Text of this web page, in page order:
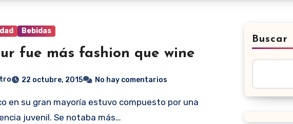
Bebidas
fue más fashion que wine
22 octubre, 2015 No hay comentarios
juvenil. Se notaba más…
Buscar